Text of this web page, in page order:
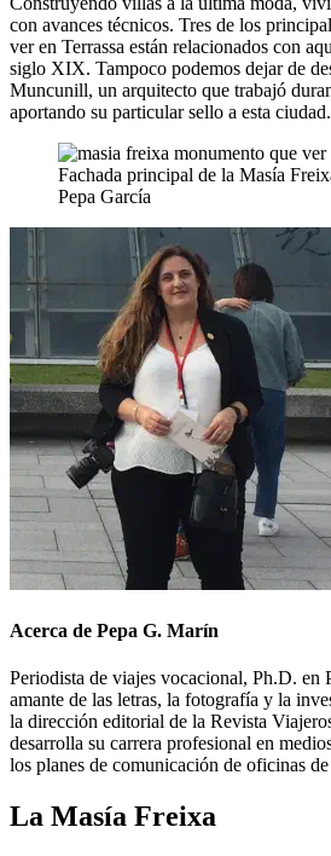
con avances técnicos. Tres de los
ver en Terrassa están relacionados con
siglo XIX. Tampoco podemos dejar de
Muncunill, un arquitecto que trabajó
aportando su particular sello a esta ciudad.
Fachada principal de la Masía
Pepa García
Acerca de Pepa G. Marín
Periodista de viajes vocacional, Ph.D. en
amante de las letras, la fotografía y la
la dirección editorial de la Revista
desarrolla su carrera profesional en
los planes de comunicación de oficinas
La Masía Freixa